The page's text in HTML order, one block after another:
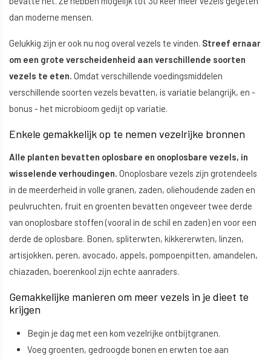
dan moderne mensen.
Gelukkig zijn er ook nu nog overal vezels te vinden. Streef ernaar
om een grote verscheidenheid aan verschillende soorten
vezels te eten. Omdat verschillende voedingsmiddelen
verschillende soorten vezels bevatten, is variatie belangrijk, en -
bonus - het microbioom gedijt op variatie.
Enkele gemakkelijk op te nemen vezelrijke bronnen
Alle planten bevatten oplosbare en onoplosbare vezels, in
wisselende verhoudingen. Onoplosbare vezels zijn grotendeels
in de meerderheid in volle granen, zaden, oliehoudende zaden en
peulvruchten, fruit en groenten bevatten ongeveer twee derde
van onoplosbare stoffen (vooral in de schil en zaden) en voor een
derde de oplosbare. Bonen, spliterwten, kikkererwten, linzen,
artisjokken, peren, avocado, appels, pompoenpitten, amandelen,
chiazaden, boerenkool zijn echte aanraders.
Gemakkelijke manieren om meer vezels in je dieet te
krijgen
Begin je dag met een kom vezelrijke ontbijtgranen.
Voeg groenten, gedroogde bonen en erwten toe aan